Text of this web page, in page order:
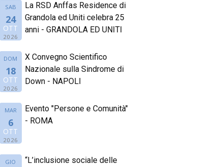
SAB
24
OTT
2026
La RSD Anffas Residence di
Grandola ed Uniti celebra 25
anni - GRANDOLA ED UNITI
DOM
18
OTT
2026
X Convegno Scientifico
Nazionale sulla Sindrome di
Down - NAPOLI
MAR
6
OTT
2026
Evento "Persone e Comunità"
- ROMA
GIO
“L’inclusione sociale delle